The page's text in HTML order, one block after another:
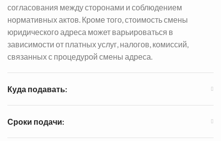
согласования между сторонами и соблюдением
нормативных актов. Кроме того, стоимость смены
юридического адреса может варьироваться в
зависимости от платных услуг, налогов, комиссий,
связанных с процедурой смены адреса.
Куда подавать:
Сроки подачи: